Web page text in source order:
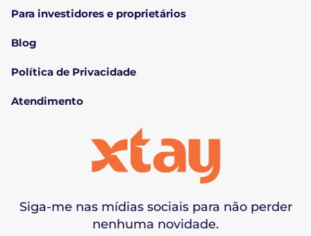
Siga-me nas mídias sociais para não perder
nenhuma novidade.
Para investidores e proprietários
Blog
Política de Privacidade
Atendimento